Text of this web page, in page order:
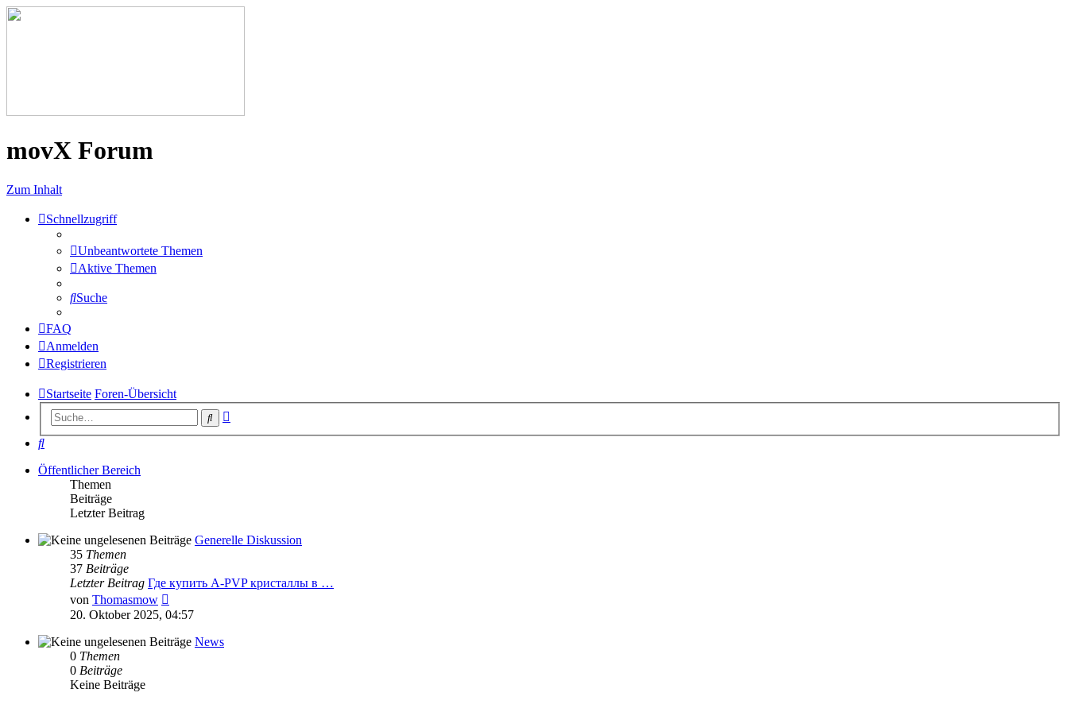
movX Forum
Zum Inhalt
Schnellzugriff
Unbeantwortete Themen
Aktive Themen
Suche
FAQ
Anmelden
Registrieren
Startseite Foren-Übersicht
Suche
Suche
Öffentlicher Bereich
Themen
Beiträge
Letzter Beitrag
Generelle Diskussion
35 Themen
37 Beiträge
Letzter Beitrag Где купить A-PVP кристаллы в …
von Thomasmow
Beitrag
20. Oktober 2025, 04:57
News
0 Themen
0 Beiträge
Keine Beiträge